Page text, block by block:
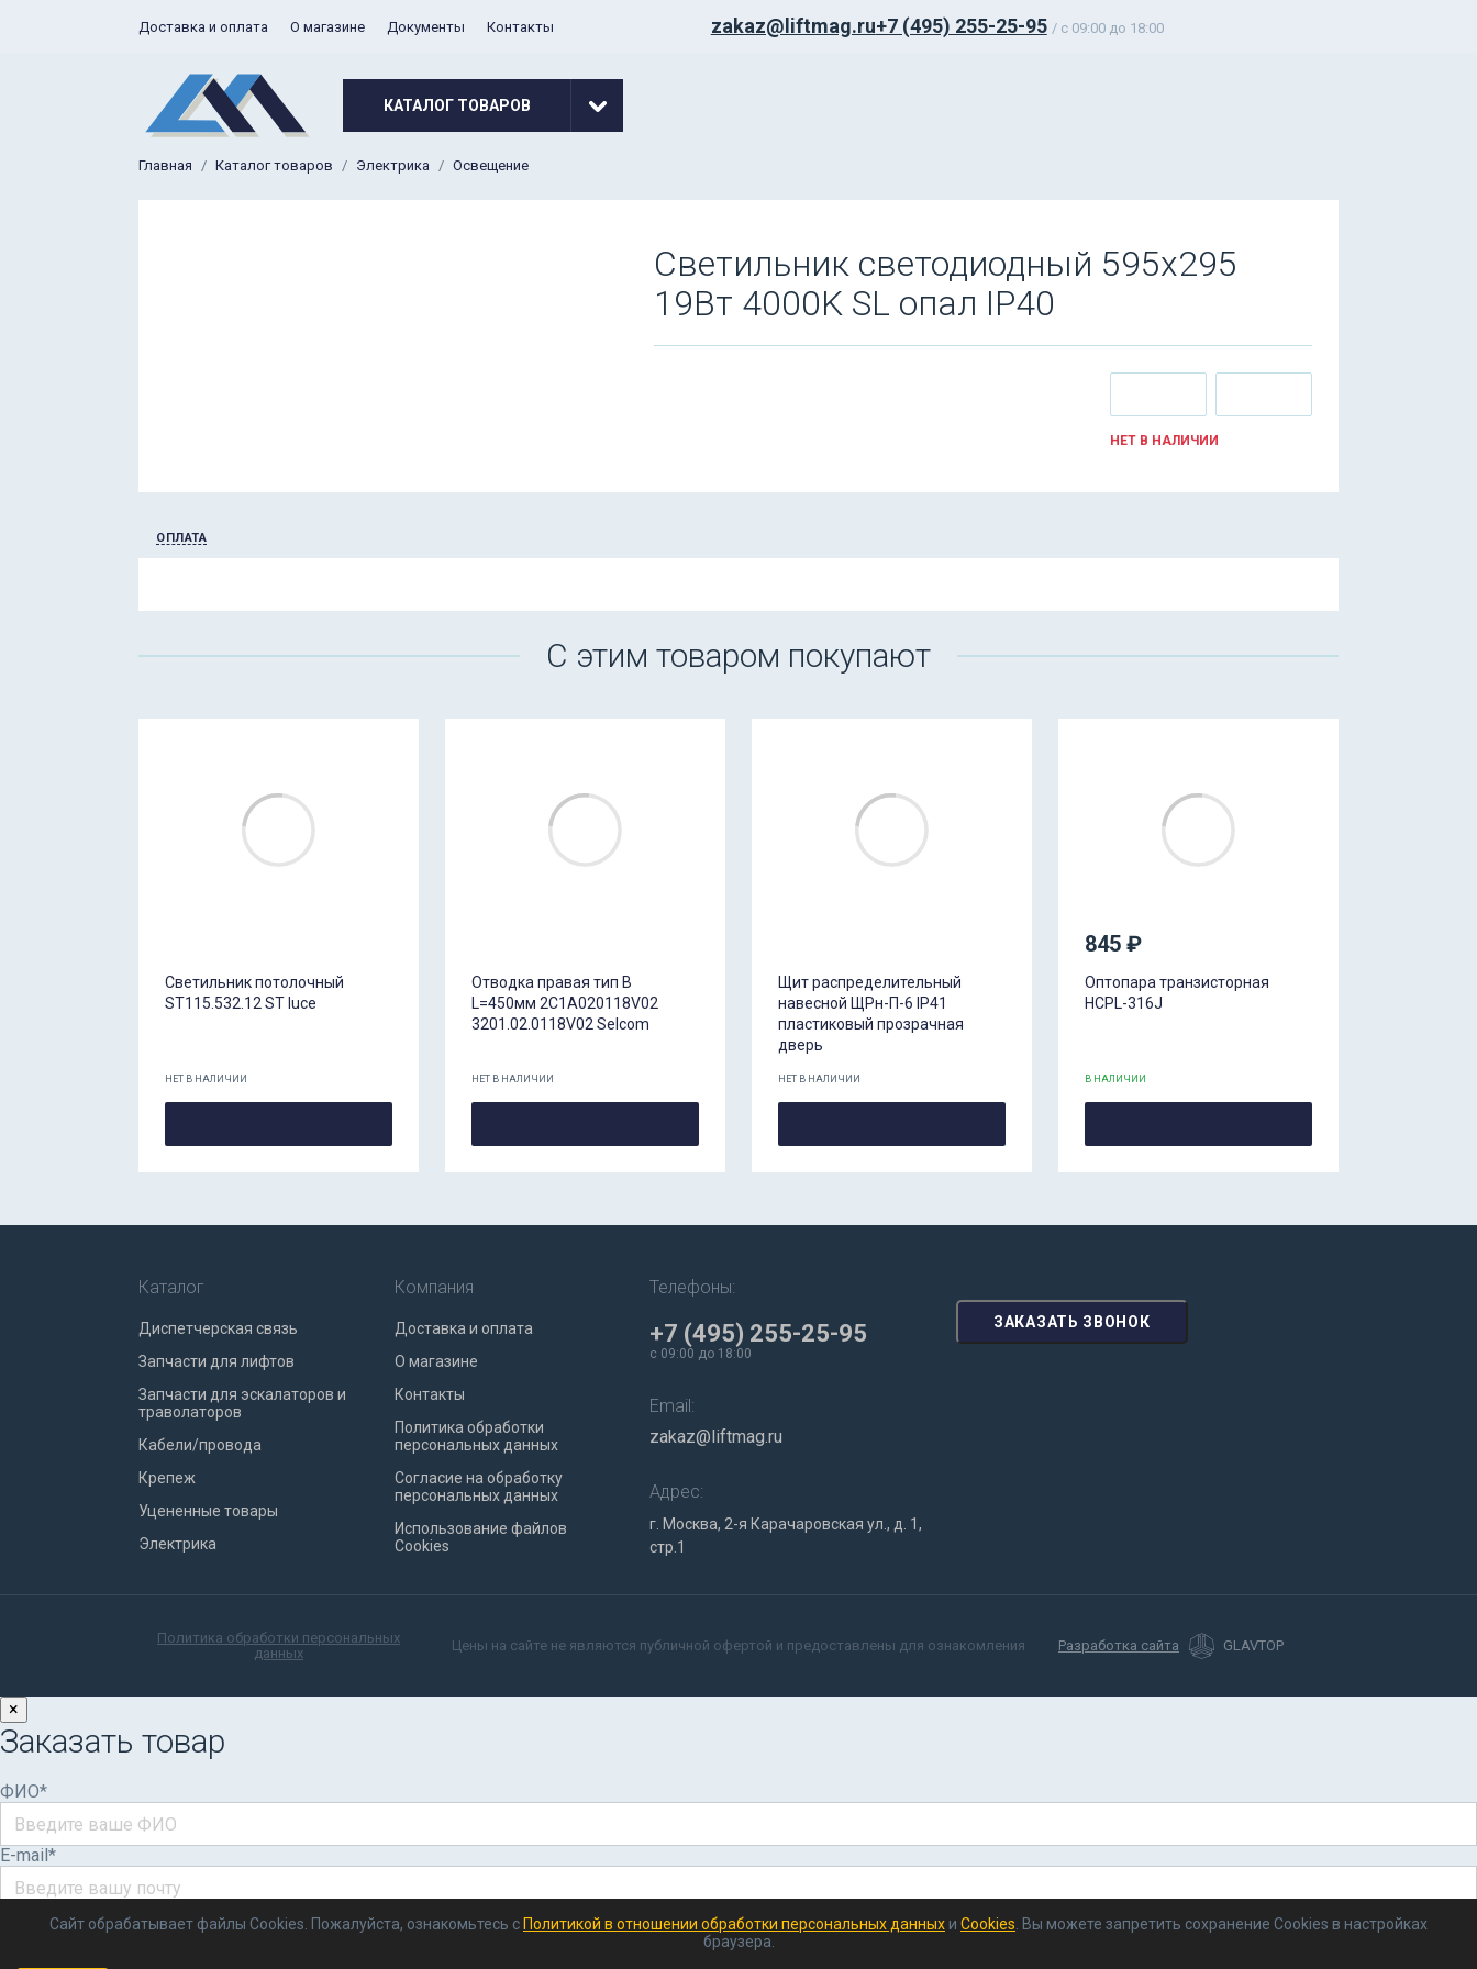
Доставка и оплата О магазине Документы Контакты zakaz@liftmag.ru+7 (495) 255-25-95 / c 09:00 до 18:00
КАТАЛОГ ТОВАРОВ
Главная Каталог товаров Электрика Освещение
Светильник светодиодный 595x295
19Вт 4000K SL опал IP40
НЕТ В НАЛИЧИИ
ОПЛАТА
С этим товаром покупают
Светильник потолочный
ST115.532.12 ST luce
НЕТ В НАЛИЧИИ
Отводка правая тип B
L=450мм 2C1A020118V02
3201.02.0118V02 Selcom
НЕТ В НАЛИЧИИ
Щит распределительный
навесной ЩРн-П-6 IP41
пластиковый прозрачная
дверь
НЕТ В НАЛИЧИИ
845 ₽
Оптопара транзисторная
HCPL-316J
В НАЛИЧИИ
Каталог
Диспетчерская связь
Запчасти для лифтов
Запчасти для эскалаторов и
траволаторов
Кабели/провода
Крепеж
Уцененные товары
Электрика
Компания
Доставка и оплата
О магазине
Контакты
Политика обработки
персональных данных
Согласие на обработку
персональных данных
Использование файлов
Cookies
Телефоны:
+7 (495) 255-25-95
c 09:00 до 18:00
Email:
zakaz@liftmag.ru
Адрес:
г. Москва, 2-я Карачаровская ул., д. 1,
стр.1
ЗАКАЗАТЬ ЗВОНОК
Политика обработки персональных
данных
Цены на сайте не являются публичной офертой и предоставлены для ознакомления Разработка сайта GLAVTOP
Сайт обрабатывает файлы Cookies. Пожалуйста, ознакомьтесь с Политикой в отношении обработки персональных данных и Cookies . Вы можете запретить сохранение Cookies в настройках
браузера.
×
Заказать товар
ФИО*
E-mail*
Телефон*